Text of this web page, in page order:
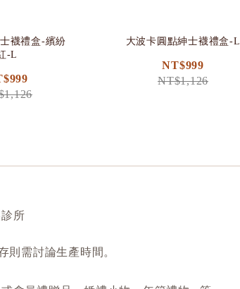
襪禮盒-繽紛
-L
大波卡圓點紳士襪禮盒-L
NT$999
NT$1,126
所
則需討論生產時間。